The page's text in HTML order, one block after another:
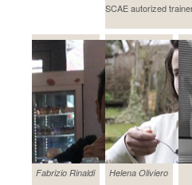
SCAE autorized
Fabrizio Rinaldi Helena Oliviero